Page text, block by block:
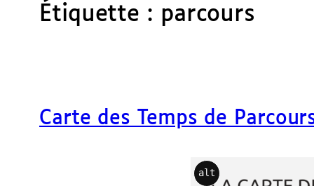
Étiquette : parcours
Carte des Temps de
alt